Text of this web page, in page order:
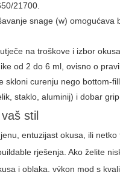
21700.
snage (w) omogućava
na troškove i izbor okusa.
od 2 do 6 ml, ovisno o
skloni curenju nego bottom-fill.
staklo, aluminij) i dobar
stil
entuzijast okusa, ili
rješenja. Ako želite
i oblaka, výkon mod s